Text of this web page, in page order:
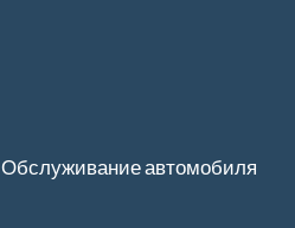
Обслуживание автомобиля